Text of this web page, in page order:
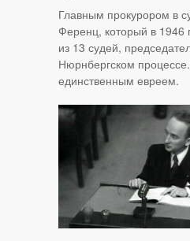
Главным прокурором в
Ференц, который в 1946
из 13 судей,
Нюрнбергском
единственным евреем.